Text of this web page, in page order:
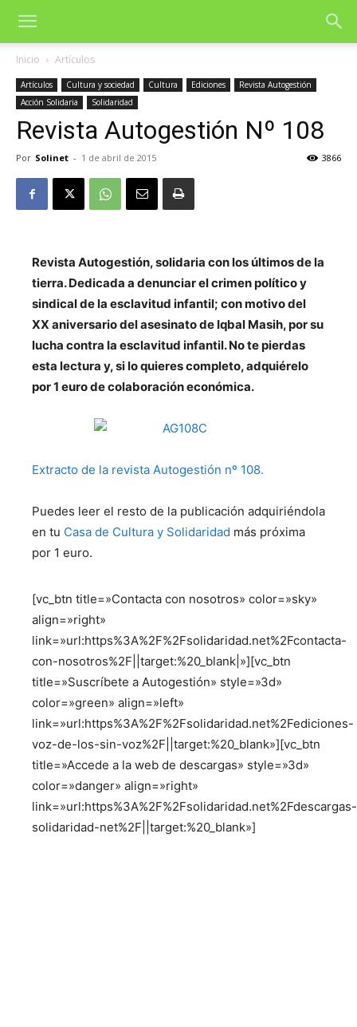
Inicio Artículos
Artículos Cultura y sociedad Cultura Ediciones
Revista Autogestión
Acción Solidaria
Solidaridad
Revista Autogestión Nº 108
Por Solinet - 1 de abril de 2015 3866
Revista Autogestión, solidaria con los últimos de la
tierra. Dedicada a denunciar el crimen político y
sindical de la esclavitud infantil; con motivo del
XX aniversario del asesinato de Iqbal Masih, por su
lucha contra la esclavitud infantil. No te pierdas
esta lectura y, si lo quieres completo, adquiérelo
por 1 euro de colaboración económica.
Extracto de la revista Autogestión nº 108.
Puedes leer el resto de la publicación adquiriéndola
en tu Casa de Cultura y Solidaridad más próxima
por 1 euro.
[vc_btn title=»Contacta con nosotros» color=»sky»
align=»right»
link=»url:https%3A%2F%2Fsolidaridad.net%2Fcontacta-
con-nosotros%2F||target:%20_blank|»][vc_btn
title=»Suscríbete a Autogestión» style=»3d»
color=»green» align=»left»
link=»url:https%3A%2F%2Fsolidaridad.net%2Fediciones-
voz-de-los-sin-voz%2F||target:%20_blank»][vc_btn
title=»Accede a la web de descargas» style=»3d»
color=»danger» align=»right»
link=»url:https%3A%2F%2Fsolidaridad.net%2Fdescargas-
solidaridad-net%2F||target:%20_blank»]